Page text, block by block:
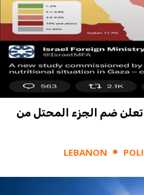
تعلن ضم الجزء المحتل من
LEBANON